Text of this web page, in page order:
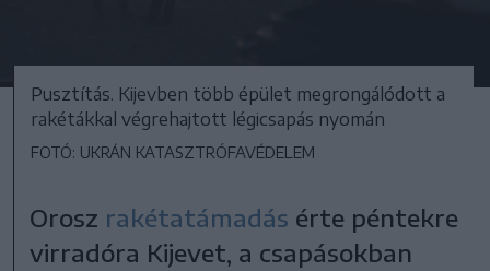
Pusztítás. Kijevben több épület megrongálódott a
rakétákkal végrehajtott légicsapás nyomán
FOTÓ: UKRÁN KATASZTRÓFAVÉDELEM
Orosz rakétatámadás érte péntekre
virradóra Kijevet, a csapásokban